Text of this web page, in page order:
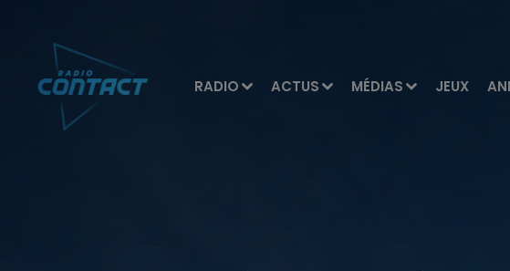
RADIO ACTUS MÉDIAS JEUX